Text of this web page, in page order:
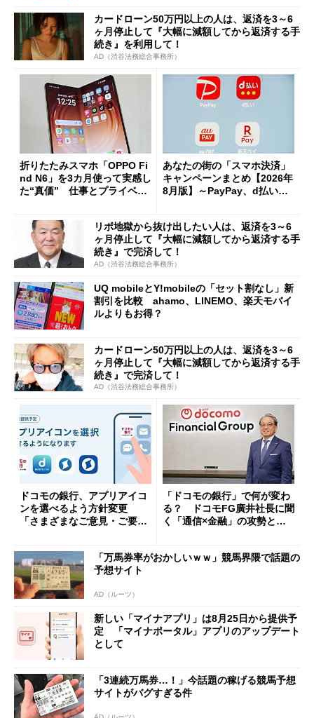
カードローン50万円以上の人は、返済を3～6
ヶ月停止して『大幅に減額してから返済する手
続き』を利用して！
AD（渋谷法務総合事務所）
折りたたみスマホ「OPPO Fi
nd N6」を3カ月使って実感し
た“真価” 仕事とプライベー
あなたの街の「スマホ決済」
キャンペーンまとめ【2026年
8月版】～PayPay、d払い、a
リボ地獄から抜け出したい人は、返済を3～6
ヶ月停止して『大幅に減額してから返済する手
続き』で完済して！
AD（渋谷法務総合事務所）
UQ mobileとY!mobileの「セット割なし」新
割引を比較 ahamo、LINEMO、楽天モバイ
ルよりもお得？
カードローン50万円以上の人は、返済を3～6
ヶ月停止して『大幅に減額してから返済する手
続き』で完済して！
AD（渋谷法務総合事務所）
ドコモの銀行、アプリアイコ
ンを選べるよう方針変更
「さまざまなご意見・ご要望
「ドコモの銀行」で何が変わ
る？ ドコモFG廣井社長に聞
く「通信×金融」の攻勢とグ
「万馬券率がおかしいｗｗ」競馬界隈で話題の
予想サイト
AD（ルーツ）
新しい「マイナアプリ」は8月25日から提供予
定 「マイナポータル」アプリのアップデート
として
「3連続万馬券…！」今話題の稼げる競馬予想
サイトがバグすぎる件